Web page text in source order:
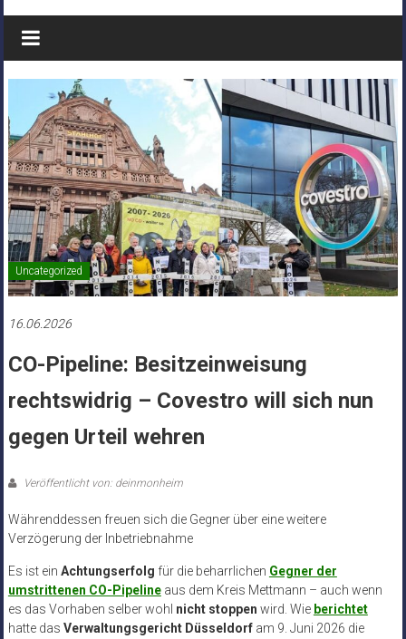
Monheim
Uncategorized
16.06.2026
CO-Pipeline: Besitzeinweisung
rechtswidrig – Covestro will sich nun
gegen Urteil wehren
Veröffentlicht von: deinmonheim
Währenddessen freuen sich die Gegner über eine weitere
Verzögerung der Inbetriebnahme
Es ist ein Achtungserfolg für die beharrlichen Gegner der
umstrittenen CO-Pipelineaus dem Kreis Mettmann – auch wenn
es das Vorhaben selber wohl nicht stoppen wird. Wie berichtet
hatte das Verwaltungsgericht Düsseldorfam 9. Juni 2026 die